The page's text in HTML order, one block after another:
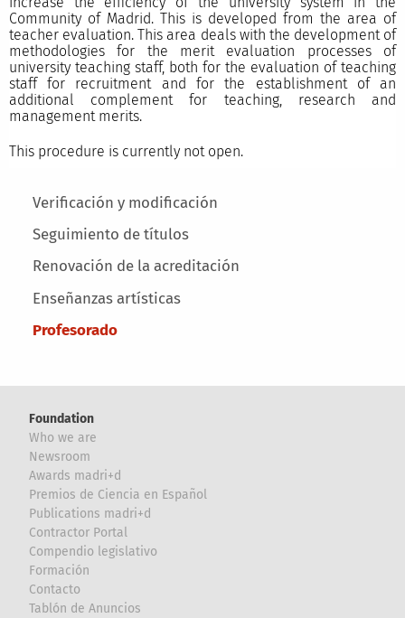
Main menu
Verificación y modificación
Seguimiento de títulos
Renovación de la acreditación
Enseñanzas artísticas
Profesorado
Community of Madrid. This is developed from the area of
teacher evaluation. This area deals with the development of
methodologies for the merit evaluation processes of
university teaching staff, both for the evaluation of teaching
staff for recruitment and for the establishment of an
additional complement for teaching, research and
management merits.
This procedure is currently not open.
Foundation
Who we are
Newsroom
Awards madri+d
Premios de Ciencia en Español
Publications madri+d
Contractor Portal
Compendio legislativo
Formación
Contacto
Tablón de Anuncios